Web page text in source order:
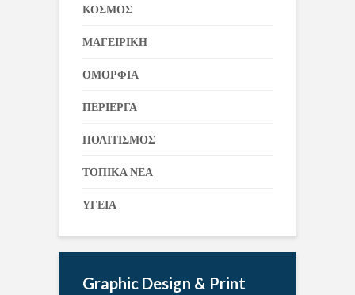
ΚΟΣΜΟΣ
ΜΑΓΕΙΡΙΚΗ
ΟΜΟΡΦΙΑ
ΠΕΡΙΕΡΓΑ
ΠΟΛΙΤΙΣΜΟΣ
ΤΟΠΙΚΑ ΝΕΑ
ΥΓΕΙΑ
Graphic Design & Print